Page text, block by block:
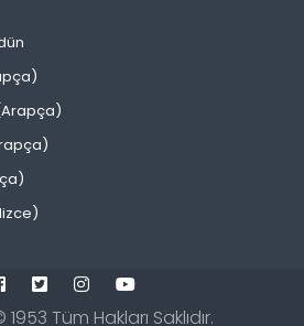
1953 Tüm Hakları Saklıdır.